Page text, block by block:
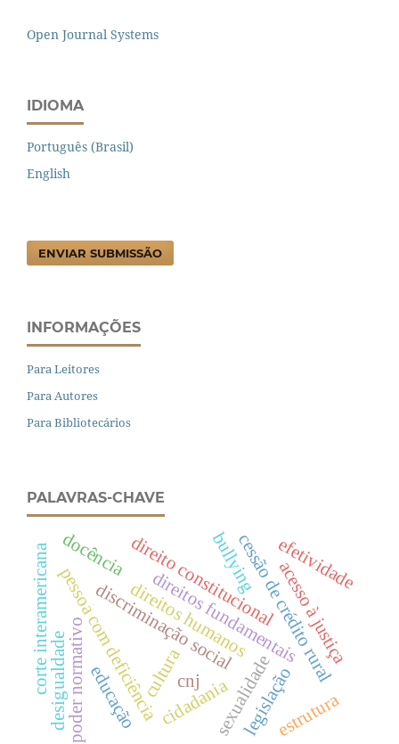
Open Journal Systems
IDIOMA
Português (Brasil)
English
ENVIAR SUBMISSÃO
INFORMAÇÕES
Para Leitores
Para Autores
Para Bibliotecários
PALAVRAS-CHAVE
discriminação social
direitos fundamentais
pessoa com deficiência sexualidade
cessão de crédito rural
acesso à justiça
cidadania
cnj
corte interamericana direitos humanos
direito constitucional
poder normativo legislação
bullying efetividade
desigualdade estrutura
cultura
educação
docência